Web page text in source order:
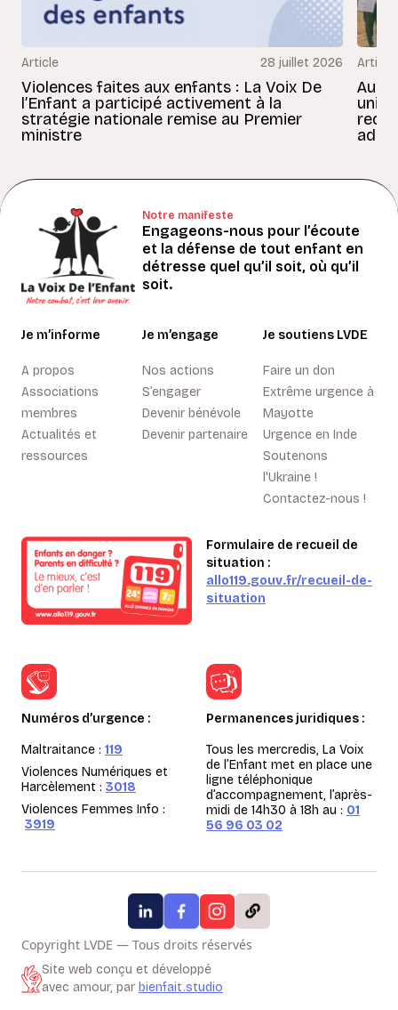
Article 28 juillet 2026
Violences faites aux enfants : La Voix De
l’Enfant a participé activement à la
stratégie nationale remise au Premier
ministre
Article
Au
Notre manifeste
Engageons-nous pour l’écoute
et la défense de tout enfant en
détresse quel qu’il soit, où qu’il
soit.
Je m’informe
A propos
Associations
membres
Actualités et
ressources
Je m’engage
Nos actions
S’engager
Devenir bénévole
Devenir partenaire
Je soutiens LVDE
Faire un don
Extrême urgence à
Mayotte
Urgence en Inde
Soutenons
l'Ukraine !
Contactez-nous !
Formulaire de recueil de
situation :
allo119.gouv.fr/recueil-de-
situation
Numéros d’urgence :
Maltraitance : 119
Violences Numériques et
Harcèlement : 3018
Violences Femmes Info :
3919
Permanences juridiques :
Tous les mercredis, La Voix
de l’Enfant met en place une
ligne téléphonique
d’accompagnement, l’après-
midi de 14h30 à 18h au : 01
56 96 03 02
Copyright LVDE — Tous droits réservés
Site web conçu et développé
avec amour, par bienfait.studio